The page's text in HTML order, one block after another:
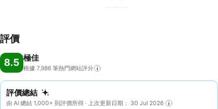
評價
8.5 極佳
根據 7,986 筆熱門網站評分
評價總結
由 AI 總結 1,000+ 則評價所得 · 上次更新日期： 30 Jul 2026